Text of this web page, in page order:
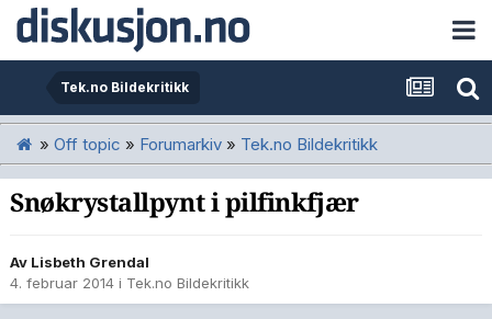
Tek.no Bildekritikk
» Off topic » Forumarkiv » Tek.no Bildekritikk
Snøkrystallpynt i pilfinkfjær
Av Lisbeth Grendal
4. februar 2014 i Tek.no Bildekritikk